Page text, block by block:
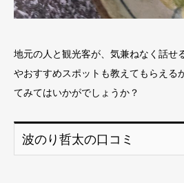
地元の人と観光客が、気兼ねなく話せ
やおすすめスポットも教えてもらえる
てみてはいかがでしょうか？
波のり哲太の口コミ